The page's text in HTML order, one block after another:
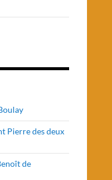
Pierre des deux
de